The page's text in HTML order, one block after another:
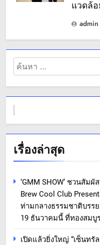
แวดล้
admin
ค้นหา
สำหรับ:
เรื่องล่าสุด
‘GMM SHOW’ ชวนสัม
Brew Cool Club
ท่ามกลางธรรมชาติบร
19 ธันวาคมนี้ ที่ทองสม
เปิดแล้วยิ่งใหญ่ “เซ็นทรั